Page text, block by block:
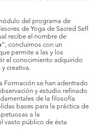
del programa de
de Yoga de Sacred Self
recibe el nombre de
”, concluimos con un
permite a las y los
el conocimiento adquirido
creativa.
Formación se han adentrado
y estudio refinado
de la filosofía
bases para la práctica de
a la
vasto público de ésta